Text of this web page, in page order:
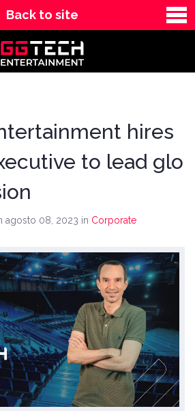
Back to site
hires
to lead glo
agosto 08, 2023 in Corporate